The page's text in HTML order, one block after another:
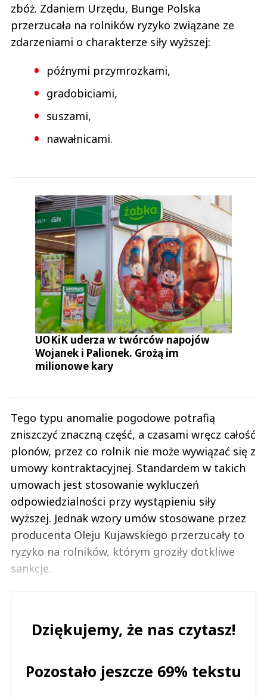
zbóż. Zdaniem Urzędu, Bunge Polska
przerzucała na rolników ryzyko związane ze
zdarzeniami o charakterze siły wyższej:
późnymi przymrozkami,
gradobiciami,
suszami,
nawałnicami.
UOKiK uderza w twórców napojów
Wojanek i Palionek. Grożą im
milionowe kary
Tego typu anomalie pogodowe potrafią
zniszczyć znaczną część, a czasami wręcz całość
plonów, przez co rolnik nie może wywiązać się z
umowy kontraktacyjnej. Standardem w takich
umowach jest stosowanie wykluczeń
odpowiedzialności przy wystąpieniu siły
wyższej. Jednak wzory umów stosowane przez
producenta Oleju Kujawskiego przerzucały to
ryzyko na rolników, którym groziły dotkliwe
sankcje.
Dziękujemy, że nas czytasz!
Pozostało jeszcze 69% tekstu